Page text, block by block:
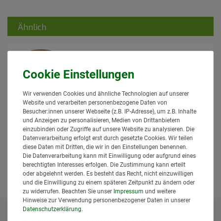
Ähnlich
100 Stück Kupfernieten 4x10 passend
für Bremsbeläge Niete
29,95 € *
Lieferzeit: 1 bis 3 Tage*
In den Warenkorb
inkl. MwSt.zzgl.Versand
Wir verwenden Cookies und ähnliche Technologien auf unserer
Website und verarbeiten personenbezogene Daten von
Besucher:innen unserer Webseite (z.B. IP-Adresse), um z.B. Inhalte
und Anzeigen zu personalisieren, Medien von Drittanbietern
einzubinden oder Zugriffe auf unsere Website zu analysieren. Die
Datenverarbeitung erfolgt erst durch gesetzte Cookies. Wir teilen
diese Daten mit Dritten, die wir in den Einstellungen benennen.
Die Datenverarbeitung kann mit Einwilligung oder aufgrund eines
berechtigten Interesses erfolgen. Die Zustimmung kann erteilt
oder abgelehnt werden. Es besteht das Recht, nicht einzuwilligen
und die Einwilligung zu einem späteren Zeitpunkt zu ändern oder
zu widerrufen. Beachten Sie unser Impressum und weitere
Hinweise zur Verwendung personenbezogener Daten in unserer
Daten­schutz­erklärung.